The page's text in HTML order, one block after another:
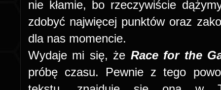
nie kłamie, bo rzeczywiście
zdobyć najwięcej punktów oraz
dla nas momencie.
Wydaje mi się, że Race for the
próbę czasu. Pewnie z tego